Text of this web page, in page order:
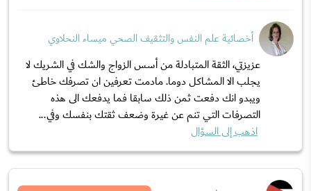
أخصائية علم النفس والتثقيف الصحي ميساء النحلاوي
عزيزتي، الثقة المتبادلة من أسس الزواج والشك في الشريك لا
يجلب الا المشاكل دوما. مادمت تعرفين ان تصرفك خاطئ
ويبدو انك دفعت ثمن ذلك سابقا فما يدفعك الى هذه
التصرفات التي تنم عن غيرة وضعف ثقتك بنفسك وفي...
اذهب إلى السؤال